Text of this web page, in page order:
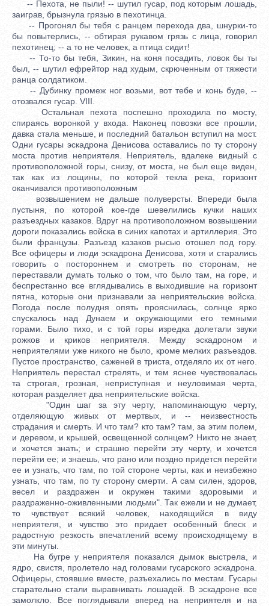
-- Пехота, не пыли! -- шутил гусар, под которым лошадь,
заиграв, брызнула грязью в пехотинца.
-- Прогонял бы тебя с ранцем перехода два, шнурки-то
бы повытерлись, -- обтирая рукавом грязь с лица, говорил
пехотинец; -- а то не человек, а птица сидит!
-- То-то бы тебя, Зикин, на коня посадить, ловок бы ты
был, -- шутил ефрейтор над худым, скрюченным от тяжести
ранца солдатиком.
-- Дубинку промеж ног возьми, вот тебе и конь буде, --
отозвался гусар. VIII.
Остальная пехота поспешно проходила по мосту,
спираясь воронкой у входа. Наконец повозки все прошли,
давка стала меньше, и последний батальон вступил на мост.
Одни гусары эскадрона Денисова оставались по ту сторону
моста против неприятеля. Неприятель, вдалеке видный с
противоположной горы, снизу, от моста, не был еще виден,
так как из лощины, по которой текла река, горизонт
оканчивался противоположным
возвышением не дальше полуверсты. Впереди была
пустыня, по которой кое-где шевелились кучки наших
разъездных казаков. Вдруг на противоположном возвышении
дороги показались войска в синих капотах и артиллерия. Это
были французы. Разъезд казаков рысью отошел под гору.
Все офицеры и люди эскадрона Денисова, хотя и старались
говорить о постороннем и смотреть по сторонам, не
переставали думать только о том, что было там, на горе, и
беспрестанно все вглядывались в выходившие на горизонт
пятна, которые они признавали за неприятельские войска.
Погода после полудня опять прояснилась, солнце ярко
спускалось над Дунаем и окружающими его темными
горами. Было тихо, и с той горы изредка долетали звуки
рожков и криков неприятеля. Между эскадроном и
неприятелями уже никого не было, кроме мелких разъездов.
Пустое пространство, саженей в триста, отделяло их от него.
Неприятель перестал стрелять, и тем яснее чувствовалась
та строгая, грозная, неприступная и неуловимая черта,
которая разделяет два неприятельские войска.
"Один шаг за эту черту, напоминающую черту,
отделяющую живых от мертвых, и -- неизвестность
страдания и смерть. И что там? кто там? там, за этим полем,
и деревом, и крышей, освещенной солнцем? Никто не знает,
и хочется знать; и страшно перейти эту черту, и хочется
перейти ее; и знаешь, что рано или поздно придется перейти
ее и узнать, что там, по той стороне черты, как и неизбежно
узнать, что там, по ту сторону смерти. А сам силен, здоров,
весел и раздражен и окружен такими здоровыми и
раздраженно-оживленными людьми". Так ежели и не думает,
то чувствует всякий человек, находящийся в виду
неприятеля, и чувство это придает особенный блеск и
радостную резкость впечатлений всему происходящему в
эти минуты.
На бугре у неприятеля показался дымок выстрела, и
ядро, свистя, пролетело над головами гусарского эскадрона.
Офицеры, стоявшие вместе, разъехались по местам. Гусары
старательно стали выравнивать лошадей. В эскадроне все
замолкло. Все поглядывали вперед на неприятеля и на